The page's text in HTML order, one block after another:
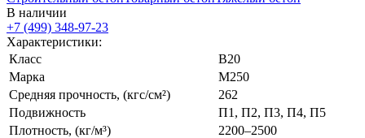
В наличии
+7 (499) 348-97-23
Характеристики:
Класс
В20
Марка
М250
Средняя прочность, (кгс/см²)
262
Подвижность
П1, П2, П3, П4, П5
Плотность, (кг/м³)
2200–2500